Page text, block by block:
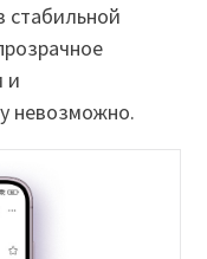
стабильной
и
невозможно.